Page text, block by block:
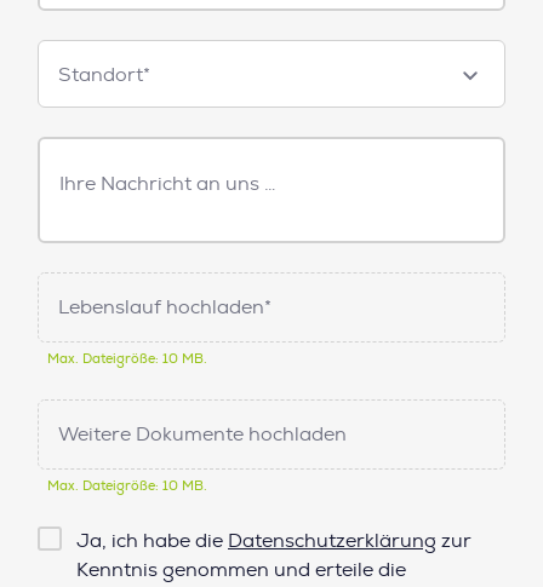
Standorte
Standort*
Freitext
Nachricht
Lebenslauf hochladen*
Max. Dateigröße: 10 MB.
Weitere Dokumente hochladen
Max. Dateigröße: 10 MB.
Checkbox
Datenschutz*
Ja, ich habe die Datenschutzerklärung zur
Kenntnis genommen und erteile die